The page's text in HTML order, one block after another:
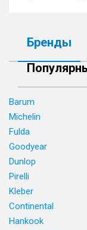
Бренды
Barum
Michelin
Fulda
Goodyear
Dunlop
Pirelli
Kleber
Continental
Hankook